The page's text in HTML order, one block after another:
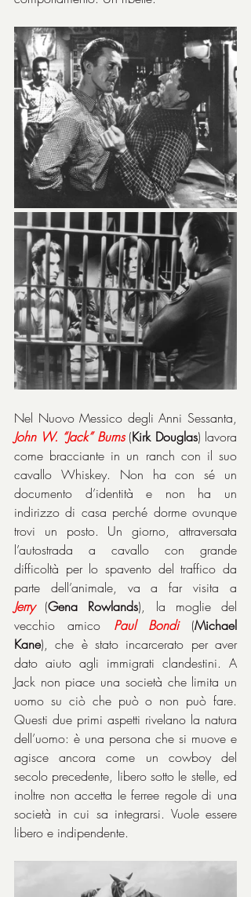
John W. “Jack” Burns (Kirk Douglas) lavora
come bracciante in un ranch con il suo
cavallo Whiskey. Non ha con sé un
documento d’identità e non ha un
indirizzo di casa perché dorme ovunque
trovi un posto. Un giorno, attraversata
l’autostrada a cavallo con grande
difficoltà per lo spavento del traffico da
Jerry (Gena Rowlands), la moglie del
vecchio amico Paul Bondi (Michael
Kane), che è stato incarcerato per aver
dato aiuto agli immigrati clandestini. A
Jack non piace una società che limita un
uomo su ciò che può o non può fare.
Questi due primi aspetti rivelano la natura
dell’uomo: è una persona che si muove e
agisce ancora come un cowboy del
secolo precedente, libero sotto le stelle, ed
inoltre non accetta le ferree regole di una
società in cui sa integrarsi. Vuole essere
libero e indipendente.